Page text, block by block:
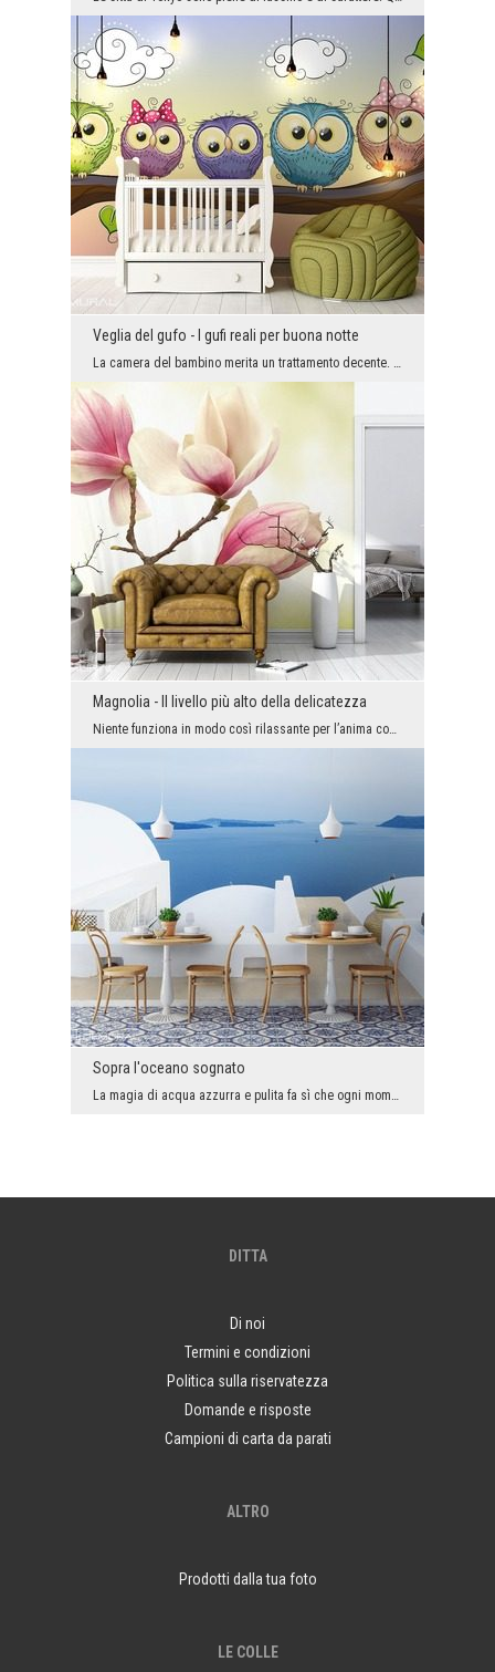
Veglia del gufo - I gufi reali per buona notte
La camera del bambino merita un trattamento decente. Che ne dici del fotumurale con i gufi? Il mo...
Magnolia - Il livello più alto della delicatezza
Niente funziona in modo così rilassante per l’anima come l’esperienza visiva piena di leggerezza ...
Sopra l'oceano sognato
La magia di acqua azzurra e pulita fa sì che ogni momento trascorso intorno a questo paesaggio sa...
DITTA
Di noi
Termini e condizioni
Politica sulla riservatezza
Domande e risposte
Campioni di carta da parati
ALTRO
Prodotti dalla tua foto
LE COLLE